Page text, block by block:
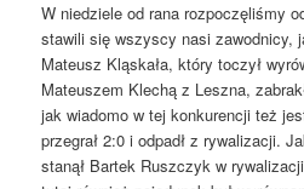
W niedziele od rana rozpoczęliśmy
stawili się wszyscy nasi zawodnicy,
Mateusz Kląskała, który toczył
Mateuszem Klechą z Leszna,
jak wiadomo w tej konkurencji też
przegrał 2:0 i odpadł z rywalizacji.
stanął Bartek Ruszczyk w